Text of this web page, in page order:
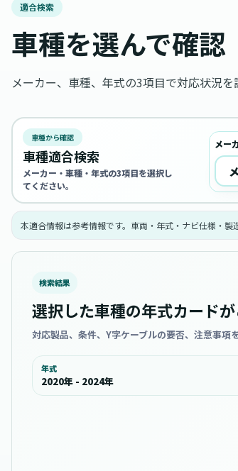
適合検索
車種を選んで確認
メーカー、車種、年式の3項目で対応状況を
車種から確認
車種適合検索
メーカー・車種・年式の3項目を選択し
てください。
メー
本適合情報は参考情報です。車両・年式・ナビ仕様・製
検索結果
選択した車種の年式カードが
対応製品、条件、Y字ケーブルの要否、注意事項
年式
2020年 - 2024年